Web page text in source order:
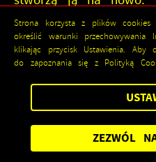
Co zatem stało się
800 laty? Oto w
Świętokrzyskich,
pasma górskiego
podejrzanej, nieco
budzącej nieufność
wiarę staremu
wody !!!
Strona korzysta z plików cookies
określić warunki
klikając przycisk Ustawienia. Aby
do zapoznania się z Polityką
ZEZWÓL
ZEZWÓL